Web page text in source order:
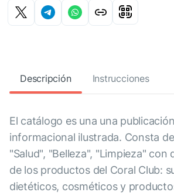
Descripción Instrucciones
El catálogo es una una
informacional ilustrada. Consta
"Salud", "Belleza", "Limpieza" con
de los productos del Coral Club:
dietéticos, cosméticos y